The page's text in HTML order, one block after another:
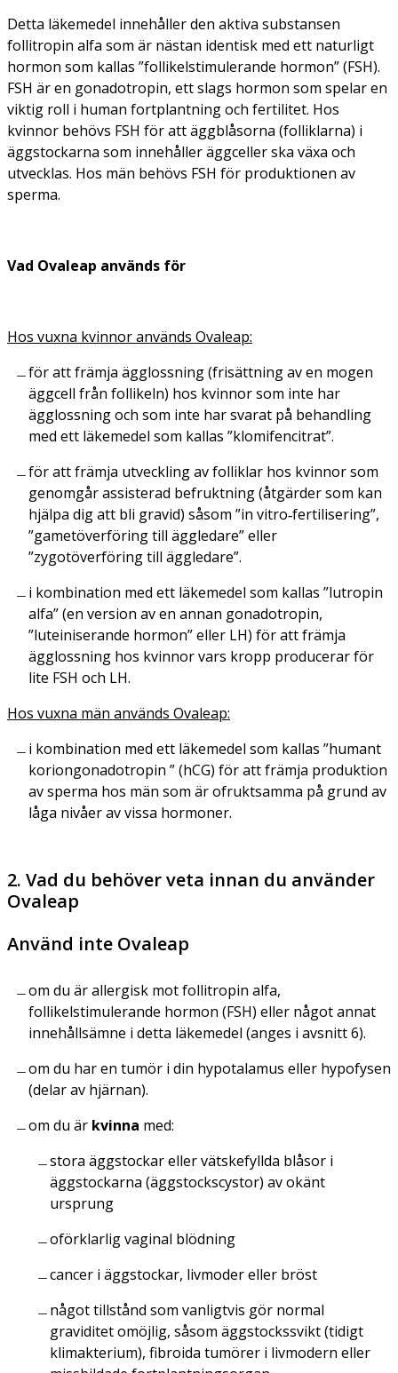
Detta läkemedel innehåller den aktiva substansen
follitropin alfa som är nästan identisk med ett naturligt
hormon som kallas ”follikelstimulerande hormon” (FSH).
FSH är en gonadotropin, ett slags hormon som spelar en
viktig roll i human fortplantning och fertilitet. Hos
kvinnor behövs FSH för att äggblåsorna (folliklarna) i
äggstockarna som innehåller äggceller ska växa och
utvecklas. Hos män behövs FSH för produktionen av
sperma.
Vad Ovaleap används för
Hos vuxna kvinnor används Ovaleap:
för att främja ägglossning (frisättning av en mogen
äggcell från follikeln) hos kvinnor som inte har
ägglossning och som inte har svarat på behandling
med ett läkemedel som kallas ”klomifencitrat”.
för att främja utveckling av folliklar hos kvinnor som
genomgår assisterad befruktning (åtgärder som kan
hjälpa dig att bli gravid) såsom ”in vitro‑fertilisering”,
”gametöverföring till äggledare” eller
”zygotöverföring till äggledare”.
i kombination med ett läkemedel som kallas ”lutropin
alfa” (en version av en annan gonadotropin,
”luteiniserande hormon” eller LH) för att främja
ägglossning hos kvinnor vars kropp producerar för
lite FSH och LH.
Hos vuxna män används Ovaleap:
i kombination med ett läkemedel som kallas ”humant
koriongonadotropin ” (hCG) för att främja produktion
av sperma hos män som är ofruktsamma på grund av
låga nivåer av vissa hormoner.
2. Vad du behöver veta innan du använder
Ovaleap
Använd inte Ovaleap
om du är allergisk mot follitropin alfa,
follikelstimulerande hormon (FSH) eller något annat
innehållsämne i detta läkemedel (anges i avsnitt 6).
om du har en tumör i din hypotalamus eller hypofysen
(delar av hjärnan).
om du är kvinna med:
stora äggstockar eller vätskefyllda blåsor i
äggstockarna (äggstockscystor) av okänt
ursprung
oförklarlig vaginal blödning
cancer i äggstockar, livmoder eller bröst
något tillstånd som vanligtvis gör normal
graviditet omöjlig, såsom äggstockssvikt (tidigt
klimakterium), fibroida tumörer i livmodern eller